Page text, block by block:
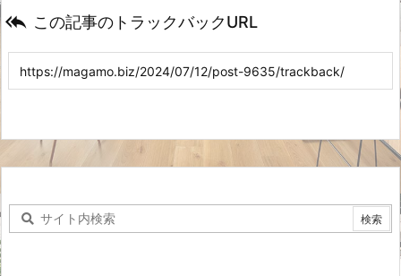
 この記事のトラックバックURL